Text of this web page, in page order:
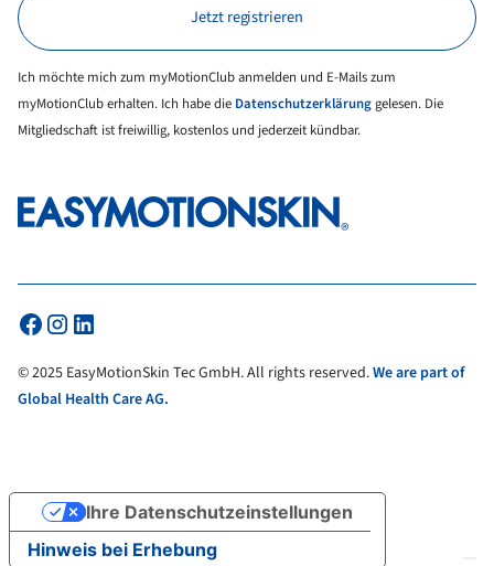
Ich möchte mich zum myMotionClub anmelden und E-Mails zum
myMotionClub erhalten. Ich habe die Datenschutzerklärunggelesen. Die
Mitgliedschaft ist freiwillig, kostenlos und jederzeit kündbar.
© 2025 EasyMotionSkin Tec GmbH. All rights reserved.We are part of
Global Health Care AG.
Hinweis bei Erhebung
Ihre Datenschutzeinstellungen